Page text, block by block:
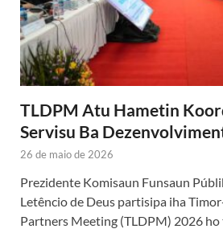
TLDPM Atu Hametin
Servisu Ba
26 de maio de 2026
Prezidente Komisaun Funsaun
Letêncio de Deus partisipa iha
Partners Meeting (TLDPM) 2026